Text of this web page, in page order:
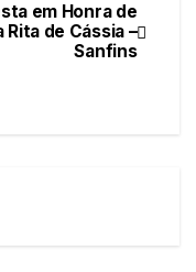
em Honra de
Rita de Cássia –
Sanfins